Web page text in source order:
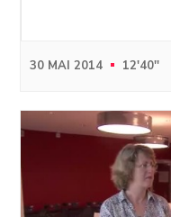
30 MAI 2014 12'40''